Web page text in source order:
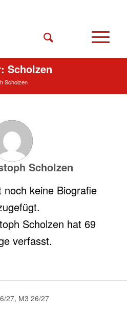
Scholzen
Scholzen
Scholzen
keine Biografie
Scholzen hat 69
verfasst.
27, M3 26/27